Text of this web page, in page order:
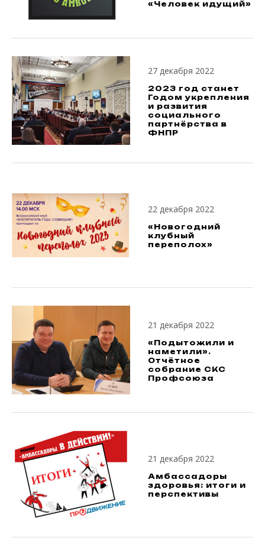
«Человек идущий»
27 декабря 2022
2023 год станет
Годом укрепления
и развития
социального
партнёрства в
ФНПР
22 декабря 2022
«Новогодний
клубный
переполох»
21 декабря 2022
«Подытожили и
наметили».
Отчётное
собрание СКС
Профсоюза
21 декабря 2022
Амбассадоры
здоровья: итоги и
перспективы